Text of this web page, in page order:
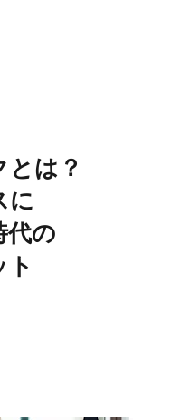
は？​
に​
代の​